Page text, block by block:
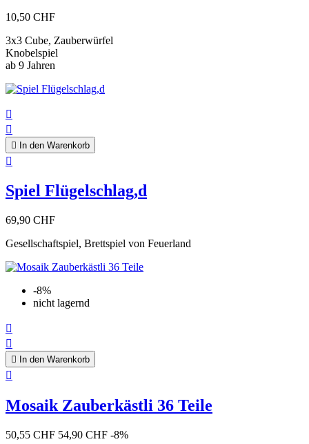
10,50 CHF
3x3 Cube, Zauberwürfel
Knobelspiel
ab 9 Jahren


 In den Warenkorb

Spiel Flügelschlag,d
69,90 CHF
Gesellschaftspiel, Brettspiel von Feuerland
-8%
nicht lagernd


 In den Warenkorb

Mosaik Zauberkästli 36 Teile
50,55 CHF 54,90 CHF -8%